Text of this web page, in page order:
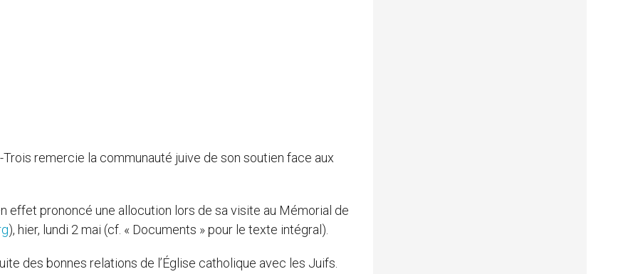
remercie la communauté juive de son soutien face aux
effet prononcé une allocution lors de sa visite au Mémorial de
), hier, lundi 2 mai (cf. « Documents » pour le texte intégral).
des bonnes relations de l’Église catholique avec les Juifs.